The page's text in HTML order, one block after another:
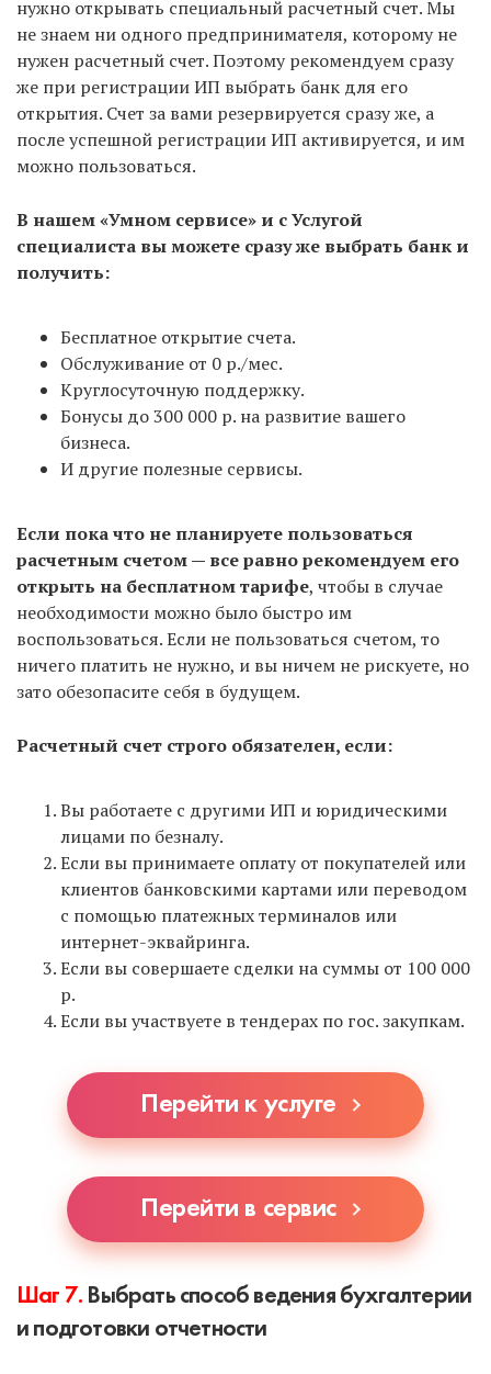
Если же рассматривать всю процедуру вместе с
подготовкой и подачей документов, то срок
регистрации такой:
С услугой «Опытный специалист» — всего 7
рабочих дней: 3 на регистрацию в налоговой и 4
С использованием «Умного сервиса» — от 4
рабочих дней
подачу. Но не всегда удается записаться в ИФНС
на следующий день, поэтому среднее время всей
процедуры — 5-7 дней с момента формирования
документов в сервисе.
нужно открывать специальный расчетный счет. Мы
не знаем ни одного предпринимателя, которому не
нужен расчетный счет. Поэтому рекомендуем сразу
же при регистрации ИП выбрать банк для его
открытия. Счет за вами резервируется сразу же, а
после успешной регистрации ИП активируется, и им
можно пользоваться.
В нашем «Умном сервисе» и с Услугой
специалиста вы можете сразу же выбрать банк и
получить:
Бесплатное открытие счета.
Обслуживание от 0 р./мес.
Круглосуточную поддержку.
Бонусы до 300 000 р. на развитие вашего
бизнеса.
И другие полезные сервисы.
Если пока что не планируете пользоваться
расчетным счетом — все равно рекомендуем его
открыть на бесплатном тарифе, чтобы в случае
необходимости можно было быстро им
воспользоваться. Если не пользоваться счетом, то
ничего платить не нужно, и вы ничем не рискуете, но
зато обезопасите себя в будущем.
Расчетный счет строго обязателен, если:
Вы работаете с другими ИП и юридическими
лицами по безналу.
Если вы принимаете оплату от покупателей или
клиентов банковскими картами или переводом
с помощью платежных терминалов или
интернет-эквайринга.
Если вы совершаете сделки на суммы от 100 000
р.
Если вы участвуете в тендерах по гос. закупкам.
Перейти к услуге
Перейти в сервис
Шаг 7. Выбрать способ ведения бухгалтерии
и подготовки отчетности